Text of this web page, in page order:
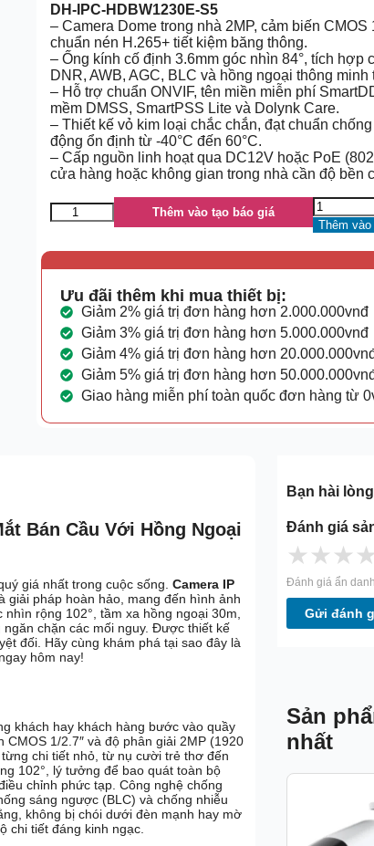
DH-IPC-HDBW1230E-S5
– Camera Dome trong nhà 2MP, cảm biến
chuẩn nén H.265+ tiết kiệm băng thông.
– Ống kính cố định 3.6mm góc nhìn 84°, tích
DNR, AWB, AGC, BLC và hồng ngoại thông minh
– Hỗ trợ chuẩn ONVIF, tên miền miễn phí
mềm DMSS, SmartPSS Lite và Dolynk Care.
– Thiết kế vỏ kim loại chắc chắn, đạt chuẩn
động ổn định từ -40°C đến 60°C.
– Cấp nguồn linh hoạt qua DC12V hoặc PoE
cửa hàng hoặc không gian trong nhà cần độ bền
Thêm vào tạo báo giá
Thêm vào
Ưu đãi thêm khi mua thiết bị:
Giảm 2% giá trị đơn hàng hơn 2.000.000vnđ
Giảm 3% giá trị đơn hàng hơn 5.000.000vnđ
Giảm 4% giá trị đơn hàng hơn
Giảm 5% giá trị đơn hàng hơn
Giao hàng miễn phí toàn quốc đơn hàng từ
Bán Cầu Với Hồng Ngoại
giá nhất trong cuộc sống. Camera IP
giải pháp hoàn hảo, mang đến hình ảnh
rộng 102°, tầm xa hồng ngoại 30m,
chặn các mối nguy. Được thiết kế
đối. Hãy cùng khám phá tại sao đây là
hôm nay!
khách hay khách hàng bước vào quầy
1/2.7″ và độ phân giải 2MP (1920
chi tiết nhỏ, từ nụ cười trẻ thơ đến
102°, lý tưởng để bao quát toàn bộ
chỉnh phức tạp. Công nghệ chống
sáng ngược (BLC) và chống nhiễu
không bị chói dưới đèn mạnh hay mờ
chi tiết đáng kinh ngạc.
Bạn hài
Đánh giá
★★★★
Đánh giá ẩn
Gửi đánh
Sản
nhất